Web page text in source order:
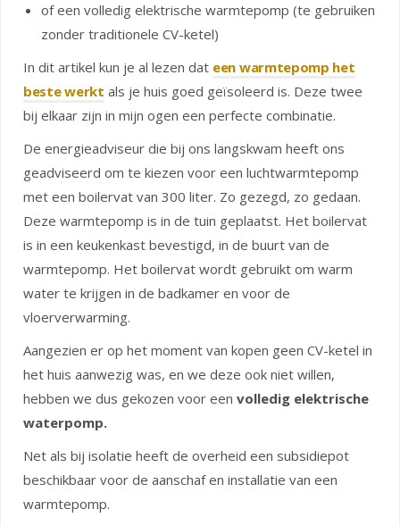
of een volledig elektrische warmtepomp (te gebruiken
zonder traditionele CV-ketel)
In dit artikel kun je al lezen dat een warmtepomp het
beste werkt als je huis goed geïsoleerd is. Deze twee
bij elkaar zijn in mijn ogen een perfecte combinatie.
De energieadviseur die bij ons langskwam heeft ons
geadviseerd om te kiezen voor een luchtwarmtepomp
met een boilervat van 300 liter. Zo gezegd, zo gedaan.
Deze warmtepomp is in de tuin geplaatst. Het boilervat
is in een keukenkast bevestigd, in de buurt van de
warmtepomp. Het boilervat wordt gebruikt om warm
water te krijgen in de badkamer en voor de
vloerverwarming.
Aangezien er op het moment van kopen geen CV-ketel in
het huis aanwezig was, en we deze ook niet willen,
hebben we dus gekozen voor een volledig elektrische
waterpomp.
Net als bij isolatie heeft de overheid een subsidiepot
beschikbaar voor de aanschaf en installatie van een
warmtepomp.